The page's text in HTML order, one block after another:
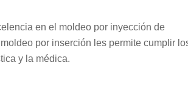
en el moldeo por inyección de
por inserción les permite cumplir
y la médica.